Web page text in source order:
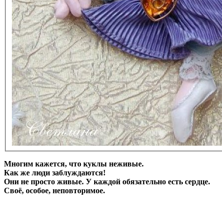
Многим кажется, что куклы неживые.
Как же люди заблуждаются!
Они не просто живые. У каждой обязательно есть сердце.
Своё, особое, неповторимое.